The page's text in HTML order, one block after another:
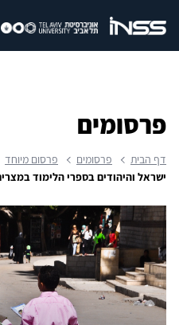
פרסומים
דף הבית פרסומים
פרסום מיוחד
ישראל והיהודים בספרי הלימוד